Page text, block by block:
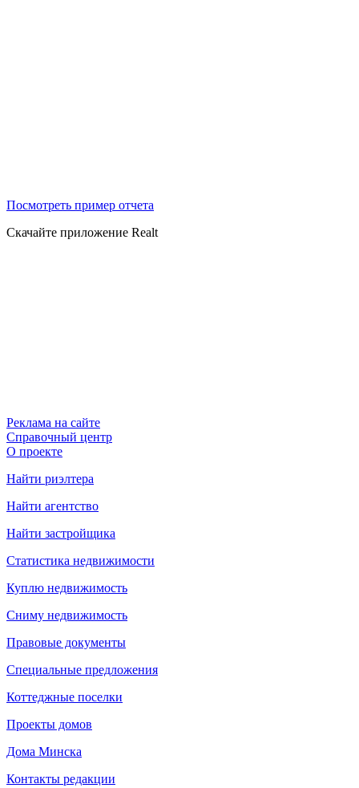
Посмотреть пример отчета
Скачайте приложение Realt
Реклама на сайте
Справочный центр
О проекте
Найти риэлтера
Найти агентство
Найти застройщика
Статистика недвижимости
Куплю недвижимость
Сниму недвижимость
Правовые документы
Специальные предложения
Коттеджные поселки
Проекты домов
Дома Минска
Контакты редакции